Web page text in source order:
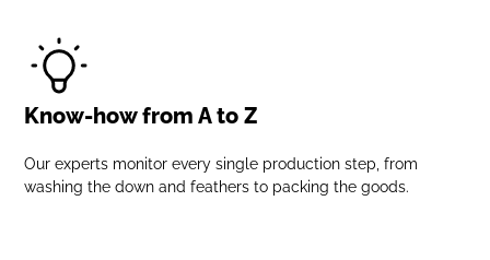
Know-how from A to Z
Our experts monitor every single production step, from
washing the down and feathers to packing the goods.